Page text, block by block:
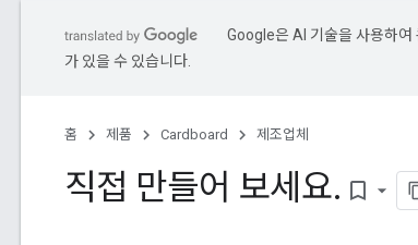
Google은 AI 기술을 사용하여
가 있을 수 있습니다.
홈 제품 Cardboard 제조업체
직접 만들어 보세요. bookmark_border